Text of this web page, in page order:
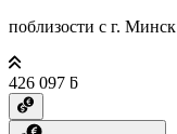
поблизости с г. Минск
426 097 ƃ